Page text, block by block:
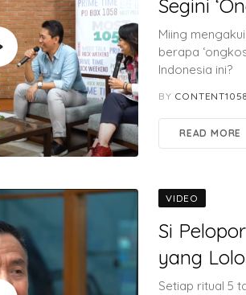
Segini
Miing
berapa
Indonesia ini?
BY CONTENT1058
READ MORE
VIDEO
Si
yang
Setiap ritual 5